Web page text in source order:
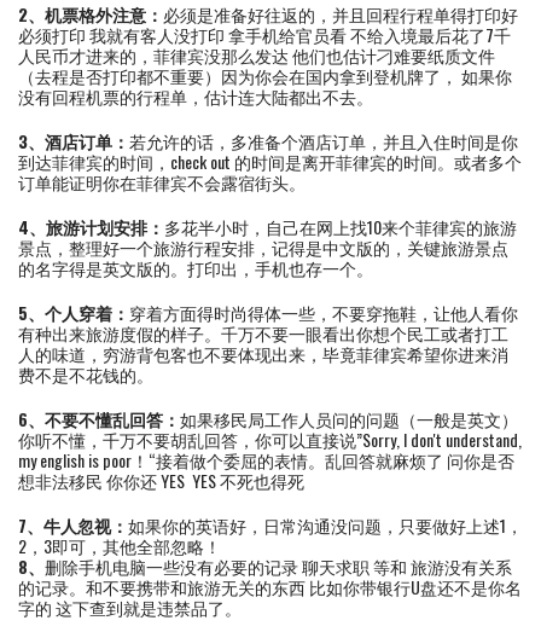
2、机票格外注意： 必须是准备好往返的，并且回程行程单得打印好
必须打印 我就有客人没打印 拿手机给官员看 不给入境最后花了7千
人民币才进来的，菲律宾没那么发达 他们也估计刁难要纸质文件
（去程是否打印都不重要）因为你会在国内拿到登机牌了， 如果你
没有回程机票的行程单，估计连大陆都出不去。
3、酒店订单： 若允许的话，多准备个酒店订单，并且入住时间是你
到达菲律宾的时间，check out 的时间是离开菲律宾的时间。或者多个
订单能证明你在菲律宾不会露宿街头。
4、旅游计划安排： 多花半小时，自己在网上找10来个菲律宾的旅游
景点，整理好一个旅游行程安排，记得是中文版的，关键旅游景点
的名字得是英文版的。打印出，手机也存一个。
5、个人穿着： 穿着方面得时尚得体一些，不要穿拖鞋，让他人看你
有种出来旅游度假的样子。千万不要一眼看出你想个民工或者打工
人的味道，穷游背包客也不要体现出来，毕竟菲律宾希望你进来消
费不是不花钱的。
6、不要不懂乱回答： 如果移民局工作人员问的问题（一般是英文）
你听不懂，千万不要胡乱回答，你可以直接说”Sorry, I don't understand,
my english is poor！“接着做个委屈的表情。乱回答就麻烦了 问你是否
想非法移民 你你还 YES YES 不死也得死
7、牛人忽视： 如果你的英语好，日常沟通没问题，只要做好上述1，
2，3即可，其他全部忽略！
8、 删除手机电脑一些没有必要的记录 聊天求职 等和 旅游没有关系
的记录。和不要携带和旅游无关的东西 比如你带银行U盘还不是你名
字的 这下查到就是违禁品了。